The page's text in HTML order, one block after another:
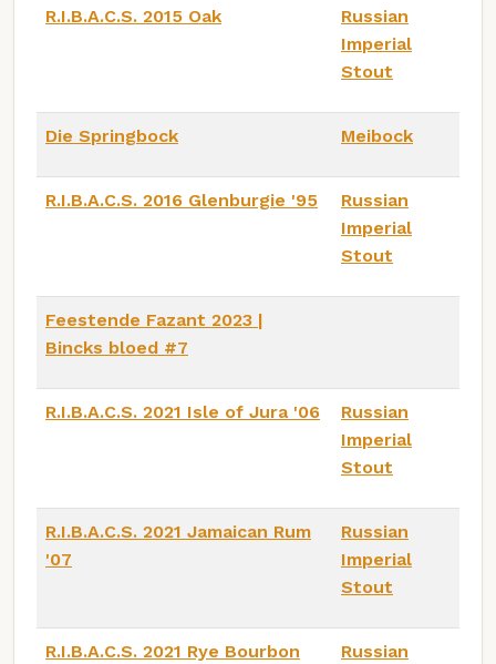
R.I.B.A.C.S. 2015 Oak
Russian
Imperial
Stout
Die Springbock Meibock
R.I.B.A.C.S. 2016 Glenburgie '95
Russian
Imperial
Stout
Feestende Fazant 2023 |
Bincks bloed #7
R.I.B.A.C.S. 2021 Isle of Jura '06
Russian
Imperial
Stout
R.I.B.A.C.S. 2021 Jamaican Rum
'07
Russian
Imperial
Stout
R.I.B.A.C.S. 2021 Rye Bourbon
Russian